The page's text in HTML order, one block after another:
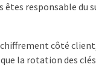
êtes responsable du
côté
la rotation des